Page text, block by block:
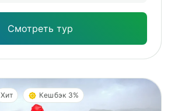
Смотреть тур
Хит Кешбэк 3%